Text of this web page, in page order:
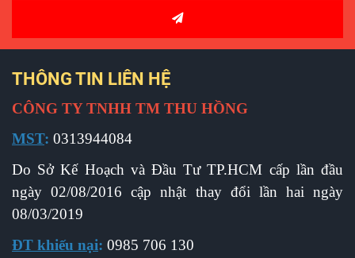
THÔNG TIN LIÊN HỆ
CÔNG TY TNHH TM THU HỒNG
MST: 0313944084
Do Sở Kế Hoạch và Đầu Tư TP.HCM cấp lần đầu
ngày 02/08/2016 cập nhật thay đổi lần hai ngày
08/03/2019
ĐT khiếu nại: 0985 706 130